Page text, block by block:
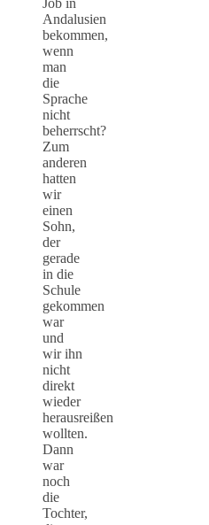
Andalusien
bekommen,
wenn
man
die
Sprache
nicht
beherrscht?
Zum
anderen
hatten
wir
einen
Sohn,
der
gerade
in die
Schule
gekommen
war
und
wir ihn
nicht
direkt
wieder
herausreißen
wollten.
Dann
war
noch
die
Tochter,